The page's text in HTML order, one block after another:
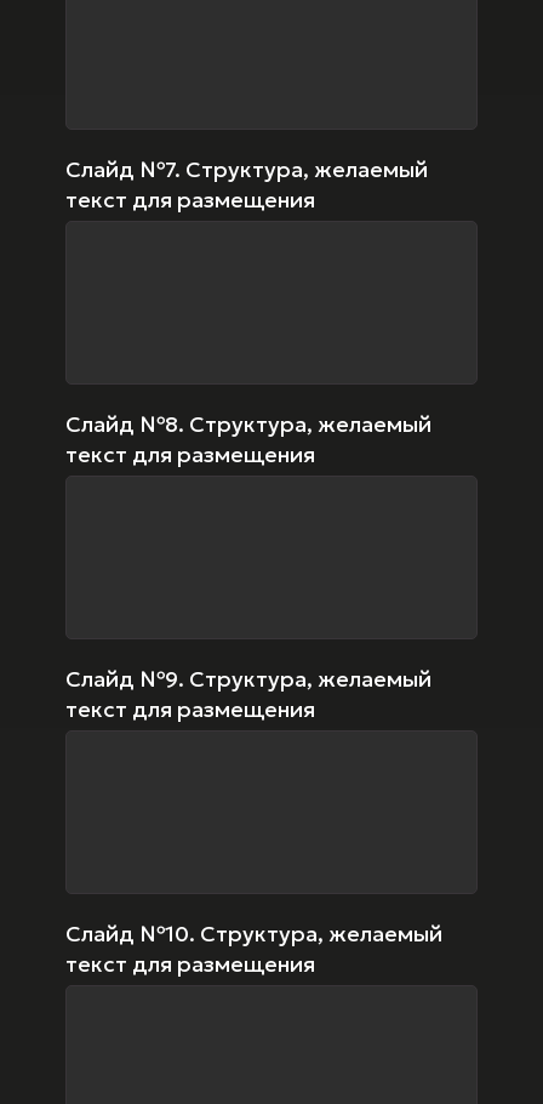
Слайд №7. Структура, желаемый
текст для размещения
Слайд №8. Структура, желаемый
текст для размещения
Слайд №9. Структура, желаемый
текст для размещения
Слайд №10. Структура, желаемый
текст для размещения